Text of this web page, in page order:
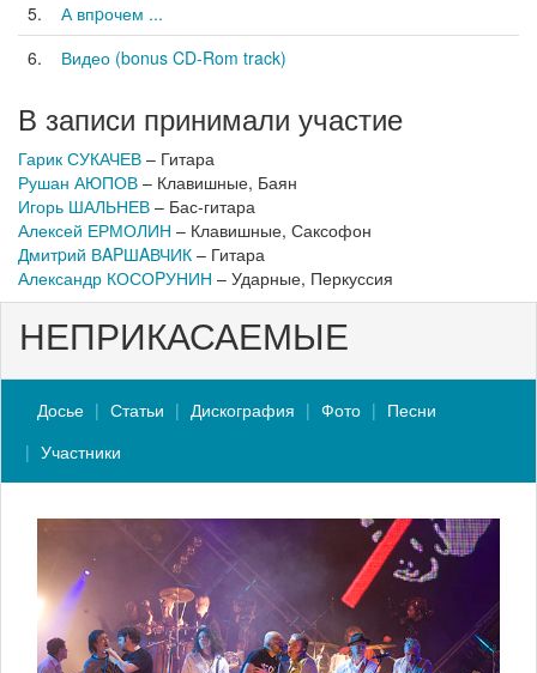
5.
А впpочем ...
6.
Видео (bonus CD-Rom track)
В записи принимали участие
Гарик СУКАЧЕВ – Гитара
Рушан АЮПОВ – Клавишные, Баян
Игорь ШАЛЬНЕВ – Бас-гитара
Алексей ЕРМОЛИН – Клавишные, Саксофон
Дмитpий ВAPШAВЧИК – Гитара
Александр КОСОPУНИН – Ударные, Перкуссия
НЕПРИКАСАЕМЫЕ
Досье Статьи Дискография Фото
Песни
Участники